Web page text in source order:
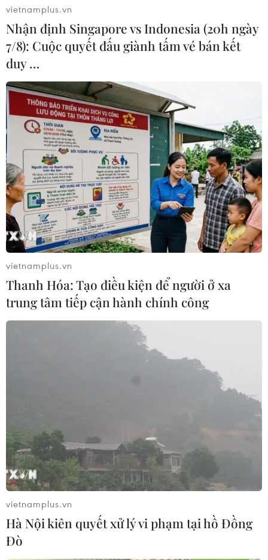
Nếu không được ‘bơm vốn,’ tháng 8/2020
Vietnam Airlines sẽ hết tiền
12/06/2020 10:42
Việc Nhà nước hỗ trợ cho Vietnam Airlines sau ảnh
hưởng của dịch COVID-19 chính là hỗ trợ cho “đứa con”
của mình do Nhà nước nắm giữ 86% vốn.
vietnamplus.vn
Nhận định Singapore vs Indonesia (20h ngày
7/8): Cuộc quyết đấu giành tấm vé bán kết
duy …
vietnamplus.vn
Thanh Hóa: Tạo điều kiện để người ở xa
trung tâm tiếp cận hành chính công
vietnamplus.vn
Hà Nội kiên quyết xử lý vi phạm tại hồ Đồng
Đò